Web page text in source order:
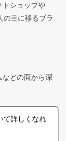
トショップや
目に移るブラ
どの面から深
て詳しくなれ